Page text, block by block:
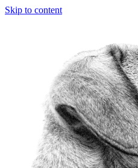
Skip to content